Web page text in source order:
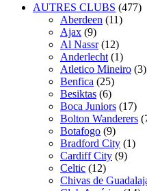
AUTRES CLUBS (477)
Aberdeen (11)
Ajax (9)
Al Nassr (12)
Anderlecht (1)
Atletico Mineiro (3)
Benfica (25)
Besiktas (6)
Boca Juniors (17)
Bolton Wanderers
Botafogo (9)
Bradford City (1)
Cardiff City (9)
Celtic (12)
Chivas de